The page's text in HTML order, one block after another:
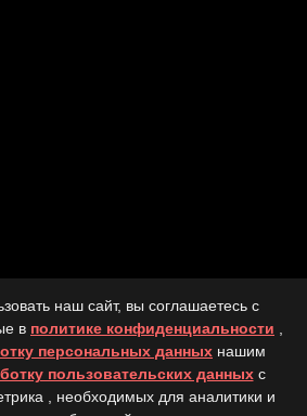
в России.
конфиденциальности
сайте информация, касающаяся
и общей информации,
наш сайт, вы соглашаетесь с
в политике конфиденциальности
персональных данных нашим
пользовательских данныхс
, необходимых для аналитики и